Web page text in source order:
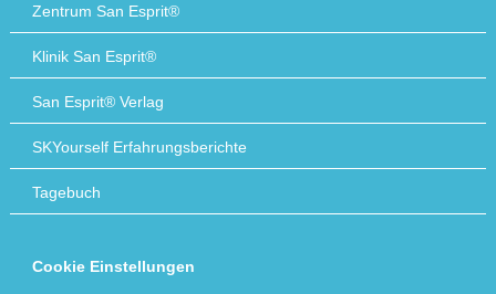
Zentrum San Esprit®
Klinik San Esprit®
San Esprit® Verlag
SKYourself Erfahrungsberichte
Tagebuch
Cookie Einstellungen